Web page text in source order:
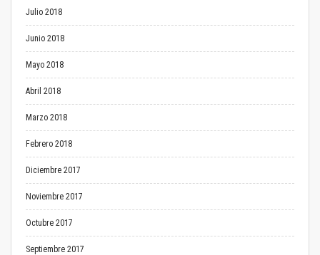
Julio 2018
Junio 2018
Mayo 2018
Abril 2018
Marzo 2018
Febrero 2018
Diciembre 2017
Noviembre 2017
Octubre 2017
Septiembre 2017